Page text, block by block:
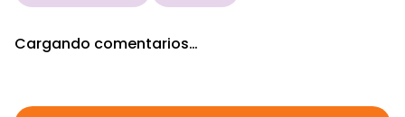
Cargando comentarios…